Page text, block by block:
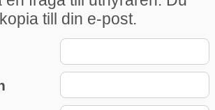
till din e-post.